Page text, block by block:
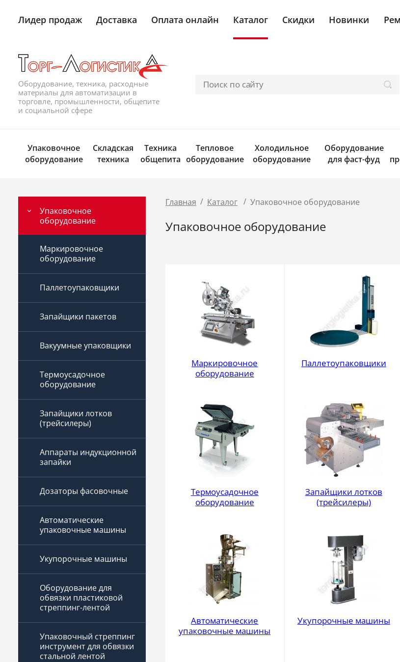
Лидер продаж Доставка Оплата онлайн Каталог Скидки Новинки
Оборудование, техника, расходные
материалы для автоматизации в
торговле, промышленности, общепите
и социальной сфере
Упаковочное
оборудование
Складская
техника
Техника
общепита
Тепловое
оборудование
Холодильное
оборудование
Оборудование
для фаст-фуд
Упаковочное
оборудование
Маркировочное
оборудование
Паллетоупаковщики
Запайщики пакетов
Вакуумные упаковщики
Термоусадочное
оборудование
Запайщики лотков
(трейсилеры)
Аппараты индукционной
запайки
Дозаторы фасовочные
Автоматические
упаковочные машины
Укупорочные машины
Оборудование для
обвязки пластиковой
стреппинг-лентой
Упаковочный стреппинг
инструмент для обвязки
стальной лентой
Главная / Каталог / Упаковочное оборудование
Упаковочное оборудование
Маркировочное
оборудование
Паллетоупаковщики
Термоусадочное
оборудование
Запайщики лотков
(трейсилеры)
Автоматические
упаковочные машины
Укупорочные машины